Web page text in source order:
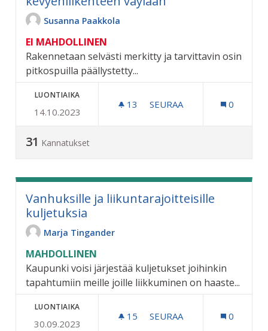
Susanna Paakkola
EI MAHDOLLINEN
Rakennetaan selvästi merkitty ja tarvittavin osin
pitkospuilla päällystetty...
LUONTIAIKA
14.10.2023
13 13 SEURAAJAA
SEURAA 0
31 Kannatukset
Vanhuksille ja liikuntarajoitteisille
kuljetuksia
Marja Tingander
MAHDOLLINEN
Kaupunki voisi järjestää kuljetukset joihinkin
tapahtumiin meille joille liikkuminen on haaste...
LUONTIAIKA
30.09.2023
15 15 SEURAAJAA
SEURAA 0